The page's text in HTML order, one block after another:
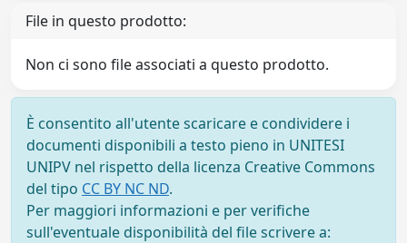
File in questo prodotto:
Non ci sono file associati a questo prodotto.
È consentito all'utente scaricare e condividere i
documenti disponibili a testo pieno in UNITESI
UNIPV nel rispetto della licenza Creative Commons
del tipo CC BY NC ND.
Per maggiori informazioni e per verifiche
sull'eventuale disponibilità del file scrivere a: